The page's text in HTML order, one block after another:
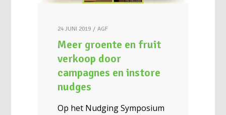
24 JUNI 2019 AGF
Meer groente en fruit
verkoop door
campagnes en instore
nudges
Op het Nudging Symposium